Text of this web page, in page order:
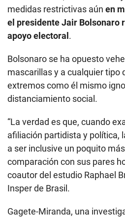
medidas restrictivas aún en
el presidente Jair Bolsonaro
apoyo electoral.
Bolsonaro se ha opuesto
mascarillas y a cualquier tipo
extremos como él mismo
distanciamiento social.
“La verdad es que, cuando
afiliación partidista y política,
a ser inclusive un poquito
comparación con sus pares
coautor del estudio Raphael
Insper de Brasil.
Gagete-Miranda, una